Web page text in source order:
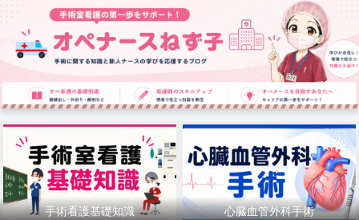
手術看護基礎知識 心臓血管外科手術